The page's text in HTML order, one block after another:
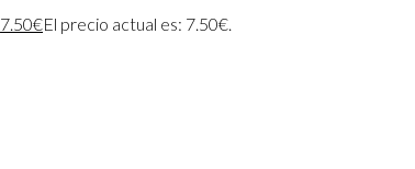
7.50€El precio actual es: 7.50€.